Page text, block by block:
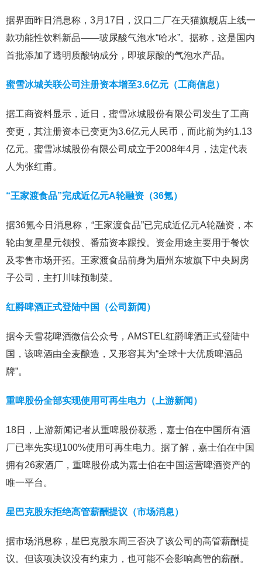
据界面昨日消息称，3月17日，汉口二厂在天猫旗舰店上线一
款功能性饮料新品——玻尿酸气泡水“哈水”。据称，这是国内
首批添加了透明质酸钠成分，即玻尿酸的气泡水产品。
蜜雪冰城关联公司注册资本增至3.6亿元（工商信息）
据工商资料显示，近日，蜜雪冰城股份有限公司发生了工商
变更，其注册资本已变更为3.6亿元人民币，而此前为约1.13
亿元。蜜雪冰城股份有限公司成立于2008年4月，法定代表
人为张红甫。
“王家渡食品”完成近亿元A轮融资（36氪）
据36氪今日消息称，“王家渡食品”已完成近亿元A轮融资，本
轮由复星星元领投、番茄资本跟投。资金用途主要用于餐饮
及零售市场开拓。王家渡食品前身为眉州东坡旗下中央厨房
子公司，主打川味预制菜。
红爵啤酒正式登陆中国（公司新闻）
据今天雪花啤酒微信公众号，AMSTEL红爵啤酒正式登陆中
国，该啤酒由全麦酿造，又形容其为“全球十大优质啤酒品
牌”。
重啤股份全部实现使用可再生电力（上游新闻）
18日，上游新闻记者从重啤股份获悉，嘉士伯在中国所有酒
厂已率先实现100%使用可再生电力。据了解，嘉士伯在中国
拥有26家酒厂，重啤股份成为嘉士伯在中国运营啤酒资产的
唯一平台。
星巴克股东拒绝高管薪酬提议（市场消息）
据市场消息称，星巴克股东周三否决了该公司的高管薪酬提
议。但该项决议没有约束力，也可能不会影响高管的薪酬。